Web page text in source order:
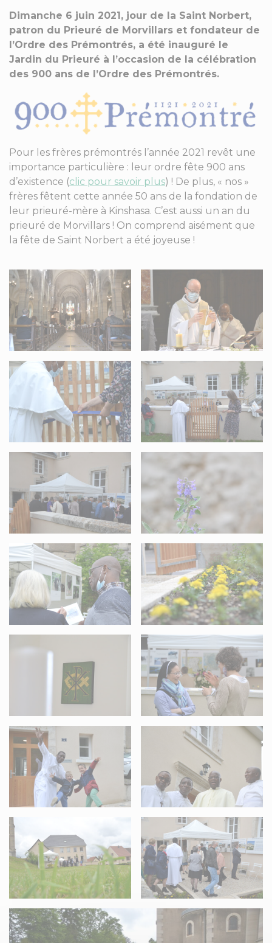
Dimanche 6 juin 2021, jour de la Saint Norbert,
patron du Prieuré de Morvillars et fondateur de
l’Ordre des Prémontrés, a été inauguré le
Jardin du Prieuré à l’occasion de la célébration
des 900 ans de l’Ordre des Prémontrés.
Pour les frères prémontrés l’année 2021 revêt une
importance particulière : leur ordre fête 900 ans
d’existence (clic pour savoir plus) ! De plus, « nos »
frères fêtent cette année 50 ans de la fondation de
leur prieuré-mère à Kinshasa. C’est aussi un an du
prieuré de Morvillars ! On comprend aisément que
la fête de Saint Norbert a été joyeuse !